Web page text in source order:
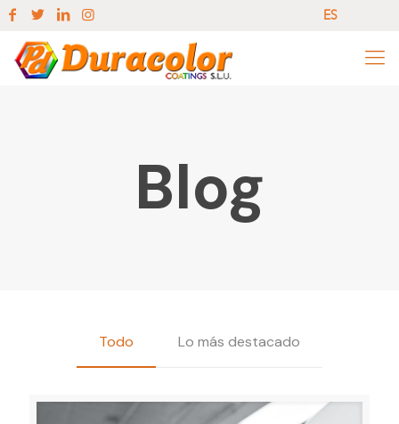
ES
Blog
Todo Lo más destacado